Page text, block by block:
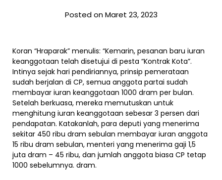
Posted on Maret 23, 2023
Koran “Hraparak” menulis: “Kemarin, pesanan baru iuran
keanggotaan telah disetujui di pesta “Kontrak Kota”.
Intinya sejak hari pendiriannya, prinsip pemerataan
sudah berjalan di CP, semua anggota partai sudah
membayar iuran keanggotaan 1000 dram per bulan.
Setelah berkuasa, mereka memutuskan untuk
menghitung iuran keanggotaan sebesar 3 persen dari
pendapatan. Katakanlah, para deputi yang menerima
sekitar 450 ribu dram sebulan membayar iuran anggota
15 ribu dram sebulan, menteri yang menerima gaji 1,5
juta dram – 45 ribu, dan jumlah anggota biasa CP tetap
1000 sebelumnya. dram.